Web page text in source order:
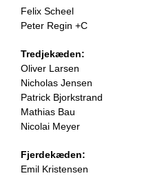
Felix Scheel
Peter Regin +C
Tredjekæden:
Oliver Larsen
Nicholas Jensen
Patrick Bjorkstrand
Mathias Bau
Nicolai Meyer
Fjerdekæden:
Emil Kristensen